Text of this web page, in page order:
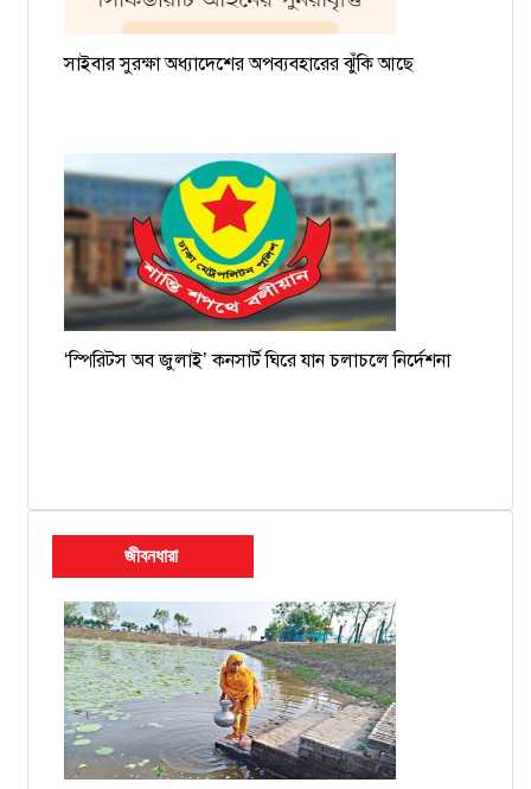
সাইবার সুরক্ষা অধ্যাদেশের অপব্যবহারের ঝুঁকি আছে
‘স্পিরিটস অব জুলাই’ কনসার্ট ঘিরে যান চলাচলে নির্দেশনা
জীবনধারা